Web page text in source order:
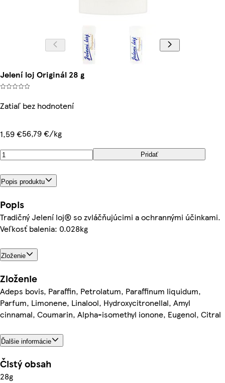
Jelení loj Originál 28 g
Zatiaľ bez hodnotení
1,59 €56,79 €/kg
Pridať
Popis produktu
Popis
Tradičný Jelení loj® so zvláčňujúcimi a ochrannými účinkami.
Veľkosť balenia: 0.028kg
Zloženie
Zloženie
Adeps bovis, Paraffin, Petrolatum, Paraffinum liquidum,
Parfum, Limonene, Linalool, Hydroxycitronellal, Amyl
cinnamal, Coumarin, Alpha-isomethyl ionone, Eugenol, Citral
Ďalšie informácie
Čistý obsah
28g